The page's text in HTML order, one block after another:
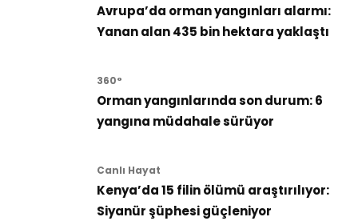
Avrupa’da orman yangınları alarmı:
Yanan alan 435 bin hektara yaklaştı
360°
Orman yangınlarında son durum: 6
yangına müdahale sürüyor
Canlı Hayat
Kenya’da 15 filin ölümü araştırılıyor:
Siyanür şüphesi güçleniyor